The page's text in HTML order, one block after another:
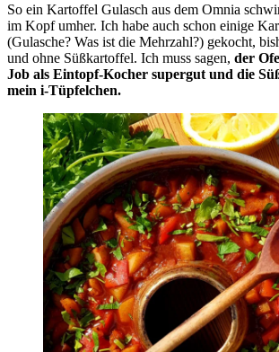
So ein Kartoffel Gulasch aus dem Omnia
im Kopf umher. Ich habe auch schon einige
(Gulasche? Was ist die Mehrzahl?) gekocht,
und ohne Süßkartoffel. Ich muss sagen, der
Job als Eintopf-Kocher supergut und die
mein i-Tüpfelchen.